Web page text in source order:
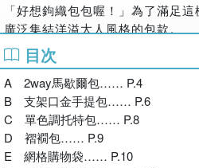
「好想鉤織包包喔！」為了滿足這
廣泛集結洋溢大人風格的包款。
使用材料皆是質樸的麻線與觸感清
成品的使用感非常舒心。
雖然會為了決定顏色或形狀而傷腦
然而鉤織期間卻是樂趣無窮；
完成作品聽到讚美時，更是開心不
首先就由心儀的款式開始，
目次
A 2way馬歇爾包…… P.4
B 支架口金手提包…… P.6
C 單色調托特包…… P.8
D 褶襉包…… P.9
E 網格購物袋…… P.10